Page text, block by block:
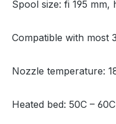
Spool size: fi 195 mm,
Compatible with most
Nozzle temperature:
Heated bed: 50C – 60C